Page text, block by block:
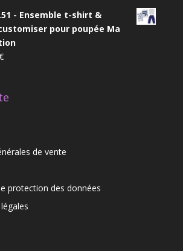
actuel
est :
10,90€.
- Ensemble t-shirt &
pour poupée Ma
Le
est :
de vente
protection des données